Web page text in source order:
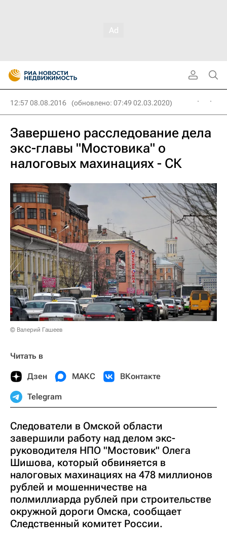
12:57 08.08.2016 (обновлено: 07:49 02.03.2020)
Завершено расследование дела
экс-главы "Мостовика" о
налоговых махинациях - СК
© Валерий Гашеев
Читать в
Дзен МАКС ВКонтакте
Telegram
Следователи в Омской области
завершили работу над делом экс-
руководителя НПО "Мостовик" Олега
Шишова, который обвиняется в
налоговых махинациях на 478 миллионов
рублей и мошенничестве на
полмиллиарда рублей при строительстве
окружной дороги Омска, сообщает
Следственный комитет России.